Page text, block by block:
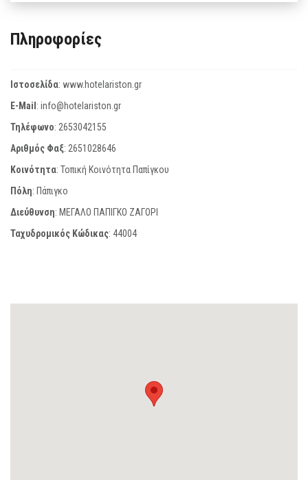
Πληροφορίες
Ιστοσελίδα: www.hotelariston.gr
E-Mail: info@hotelariston.gr
Τηλέφωνο: 2653042155
Αριθμός Φαξ: 2651028646
Κοινότητα: Τοπική Κοινότητα Παπίγκου
Πόλη: Πάπιγκο
Διεύθυνση: ΜΕΓΑΛΟ ΠΑΠΙΓΚΟ ΖΑΓΟΡΙ
Ταχυδρομικός Κώδικας: 44004